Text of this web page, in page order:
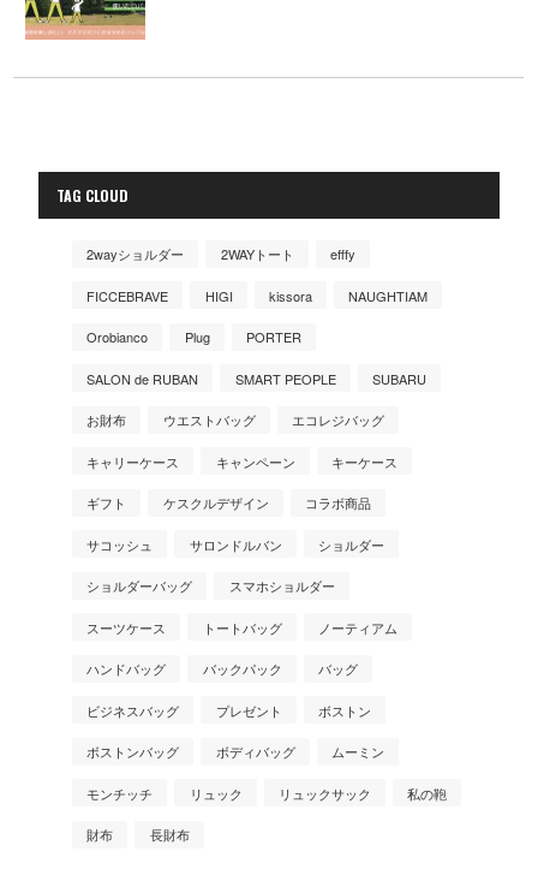
TAG CLOUD
2wayショルダー 2WAYトート efffy
FICCEBRAVE HIGI kissora NAUGHTIAM
Orobianco Plug PORTER
SALON de RUBAN SMART PEOPLE SUBARU
お財布 ウエストバッグ エコレジバッグ
キャリーケース キャンペーン キーケース
ギフト ケスクルデザイン コラボ商品
サコッシュ サロンドルバン ショルダー
ショルダーバッグ スマホショルダー
スーツケース トートバッグ ノーティアム
ハンドバッグ バックパック バッグ
ビジネスバッグ プレゼント ボストン
ボストンバッグ ボディバッグ ムーミン
モンチッチ リュック リュックサック 私の鞄
財布 長財布